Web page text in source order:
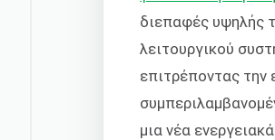
διεπαφές υψηλής
λειτουργικού
επιτρέποντας
μια νέα